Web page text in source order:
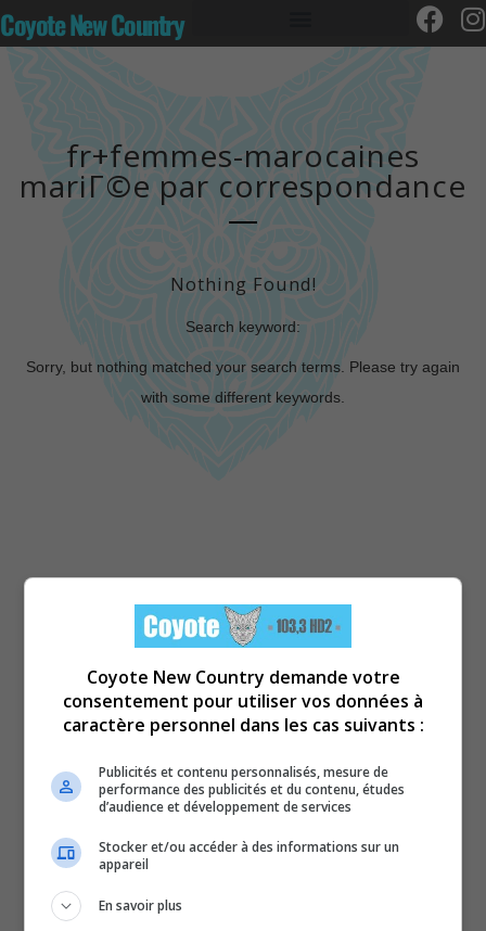
Coyote New Country
fr+femmes-marocaines
mariГ©e par correspondance
Nothing Found!
Search keyword:
Sorry, but nothing matched your search terms. Please try again
with some different keywords.
Coyote New Country demande votre
consentement pour utiliser vos données à
caractère personnel dans les cas suivants :
Publicités et contenu personnalisés, mesure de
performance des publicités et du contenu, études
d’audience et développement de services
Stocker et/ou accéder à des informations sur un
appareil
En savoir plus